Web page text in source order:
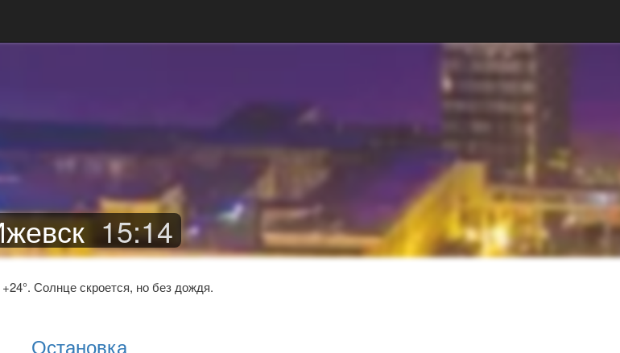
15:14
+24°. Солнце скроется, но без дождя.
Остановка